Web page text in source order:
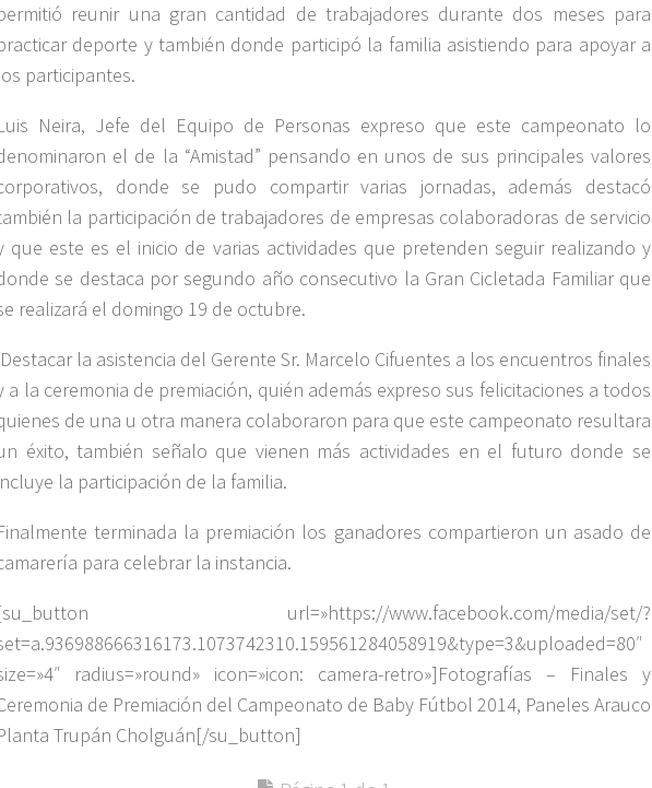
reunir una gran cantidad de trabajadores durante dos meses para
deporte y también donde participó la familia asistiendo para apoyar a
participantes.
Neira, Jefe del Equipo de Personas expreso que este campeonato lo
el de la “Amistad” pensando en unos de sus principales valores
donde se pudo compartir varias jornadas, además destacó
la participación de trabajadores de empresas colaboradoras de servicio
que este es el inicio de varias actividades que pretenden seguir realizando y
se destaca por segundo año consecutivo la Gran Cicletada Familiar que
realizará el domingo 19 de octubre.
Destacar la asistencia del Gerente Sr. Marcelo Cifuentes a los encuentros finales
a la ceremonia de premiación, quién además expreso sus felicitaciones a todos
de una u otra manera colaboraron para que este campeonato resultara
éxito, también señalo que vienen más actividades en el futuro donde se
la participación de la familia.
terminada la premiación los ganadores compartieron un asado de
para celebrar la instancia.
url=»https://www.facebook.com/media/set/?
radius=»round» icon=»icon: camera-retro»]Fotografías – Finales y
de Premiación del Campeonato de Baby Fútbol 2014, Paneles Arauco
Trupán Cholguán[/su_button]